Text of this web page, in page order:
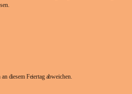
diesem Feiertag abweichen.